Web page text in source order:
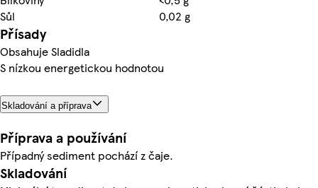
Sůl
0,02 g
Přísady
Obsahuje Sladidla
S nízkou energetickou hodnotou
Skladování a příprava
Příprava a používání
Případný sediment pochází z čaje.
Skladování